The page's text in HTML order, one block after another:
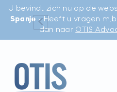
U bevindt zich nu op de
Spanje - Heeft u vragen
dan naar OTIS